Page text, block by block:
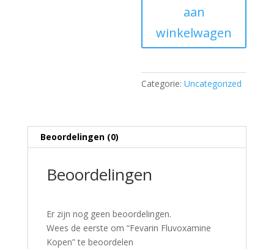
aan
winkelwagen
Categorie:Uncategorized
Beoordelingen (0)
Beoordelingen
Er zijn nog geen beoordelingen.
Wees de eerste om “Fevarin Fluvoxamine
Kopen” te beoordelen